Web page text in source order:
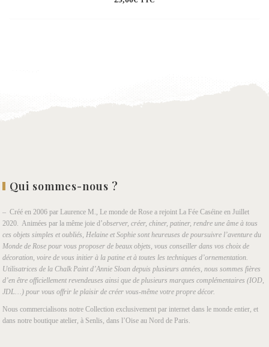
Qui sommes-nous ?
– Créé en 2006 par Laurence M., Le monde de Rose a rejoint La Fée Caséine en Juillet
2020. Animées par la même joie d’observer, créer, chiner, patiner, rendre une âme à tous
ces objets simples et oubliés, Helaine et Sophie sont heureuses de poursuivre l’aventure du
Monde de Rose pour vous proposer de beaux objets, vous conseiller dans vos choix de
décoration, voire de vous initier à la patine et à toutes les techniques d’ornementation.
Utilisatrices de la Chalk Paint d’Annie Sloan depuis plusieurs années, nous sommes fières
d’en être officiellement revendeuses ainsi que de plusieurs marques complémentaires (IOD,
JDL…) pour vous offrir le plaisir de créer vous-même votre propre décor.
Nous commercialisons notre Collection exclusivement par internet dans le monde entier, et
dans notre boutique atelier, à Senlis, dans l’Oise au Nord de Paris.